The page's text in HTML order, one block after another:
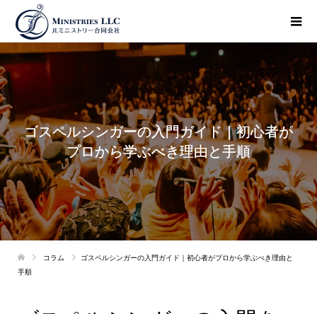
ゴスペルシンガーの入門ガイド｜初心者が
プロから学ぶべき理由と手順
コラム
ゴスペルシンガーの入門ガイド｜初心者がプロから学ぶべき理由と
手順